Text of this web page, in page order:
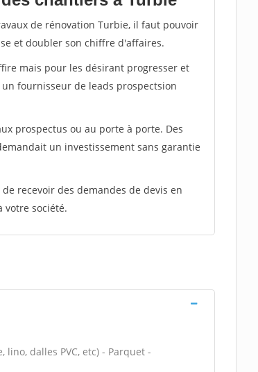
de rénovation Turbie, il faut pouvoir
et doubler son chiffre d'affaires.
mais pour les désirant progresser et
fournisseur de leads prospectsion
prospectus ou au porte à porte. Des
un investissement sans garantie
recevoir des demandes de devis en
votre société.
dalles PVC, etc) - Parquet -